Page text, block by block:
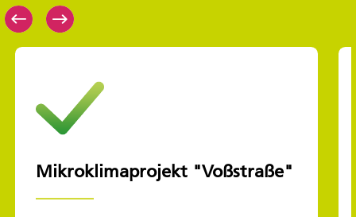
Mikroklimaprojekt "Voßstraße"